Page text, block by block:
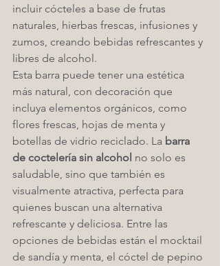
incluir cócteles a base de frutas
naturales, hierbas frescas, infusiones y
zumos, creando bebidas refrescantes y
libres de alcohol.
Esta barra puede tener una estética
más natural, con decoración que
incluya elementos orgánicos, como
flores frescas, hojas de menta y
botellas de vidrio reciclado. La barra
de coctelería sin alcohol no solo es
saludable, sino que también es
visualmente atractiva, perfecta para
quienes buscan una alternativa
refrescante y deliciosa. Entre las
opciones de bebidas están el mocktail
de sandía y menta, el cóctel de pepino